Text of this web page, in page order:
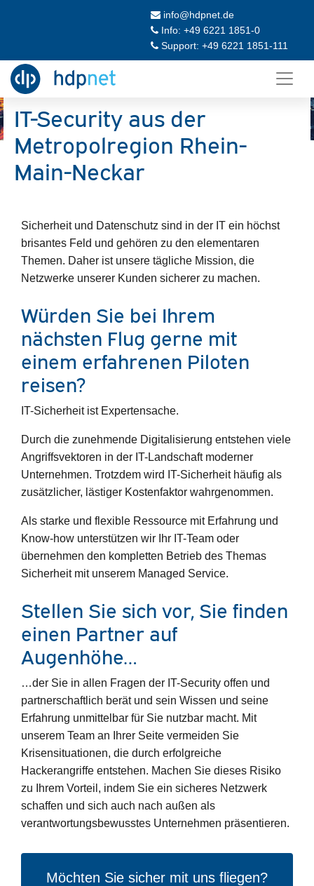
info@hdpnet.de
Info: +49 6221 1851-0
Support: +49 6221 1851-111
IT-Security aus der
Metropolregion Rhein-
Main-Neckar
Sicherheit und Datenschutz sind in der IT ein höchst
brisantes Feld und gehören zu den elementaren
Themen. Daher ist unsere tägliche Mission, die
Netzwerke unserer Kunden sicherer zu machen.
Würden Sie bei Ihrem
nächsten Flug gerne mit
einem erfahrenen Piloten
reisen?
IT-Sicherheit ist Expertensache.
Durch die zunehmende Digitalisierung entstehen viele
Angriffsvektoren in der IT-Landschaft moderner
Unternehmen. Trotzdem wird IT-Sicherheit häufig als
zusätzlicher, lästiger Kostenfaktor wahrgenommen.
Als starke und flexible Ressource mit Erfahrung und
Know-how unterstützen wir Ihr IT-Team oder
übernehmen den kompletten Betrieb des Themas
Sicherheit mit unserem Managed Service.
Stellen Sie sich vor, Sie finden
einen Partner auf
Augenhöhe…
…der Sie in allen Fragen der IT-Security offen und
partnerschaftlich berät und sein Wissen und seine
Erfahrung unmittelbar für Sie nutzbar macht. Mit
unserem Team an Ihrer Seite vermeiden Sie
Krisensituationen, die durch erfolgreiche
Hackerangriffe entstehen. Machen Sie dieses Risiko
zu Ihrem Vorteil, indem Sie ein sicheres Netzwerk
schaffen und sich auch nach außen als
verantwortungsbewusstes Unternehmen präsentieren.
Möchten Sie sicher mit uns fliegen?